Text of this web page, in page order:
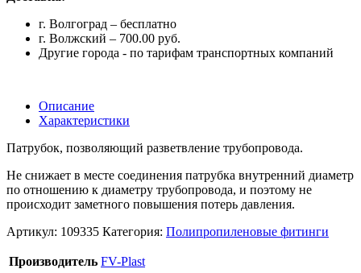
г. Волгоград – бесплатно
г. Волжский – 700.00 руб.
Другие города - по тарифам транспортных компаний
Описание
Характеристики
Патрубок, позволяющий разветвление трубопровода.
Не снижает в месте соединения патрубка внутренний диаметр
по отношению к диаметру трубопровода, и поэтому не
происходит заметного повышения потерь давления.
Артикул: 109335 Категория: Полипропиленовые фитинги
Производитель FV-Plast